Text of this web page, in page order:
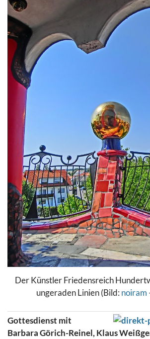
Der Künstler Friedensreich
ungeraden Linien (Bild: noiram
Gottesdienst mit
Barbara Görich-Reinel, Klaus